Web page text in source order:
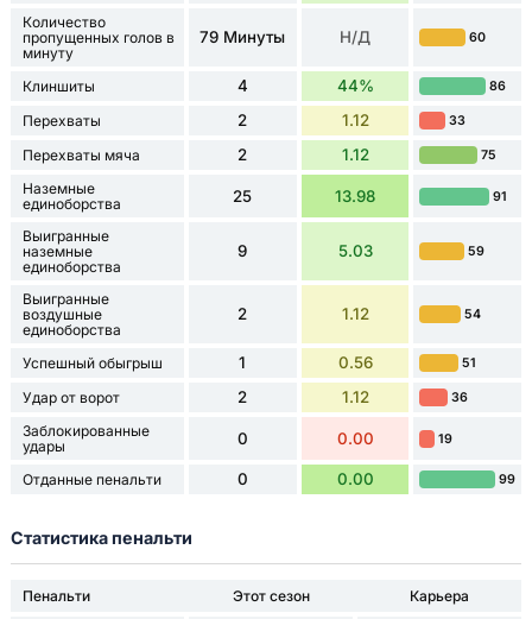
Количество
пропущенных голов в
минуту
79 Минуты Н/Д 60
Клиншиты 4 44% 86
Перехваты 2 1.12 33
Перехваты мяча 2 1.12 75
Наземные
единоборства
25 13.98 91
Выигранные
наземные
единоборства
9 5.03 59
Выигранные
воздушные
единоборства
2 1.12 54
Успешный обыгрыш 1 0.56 51
Удар от ворот 2 1.12 36
Заблокированные
удары
0 0.00 19
Отданные пенальти 0 0.00 99
Статистика пенальти
Пенальти Этот сезон
Карьера